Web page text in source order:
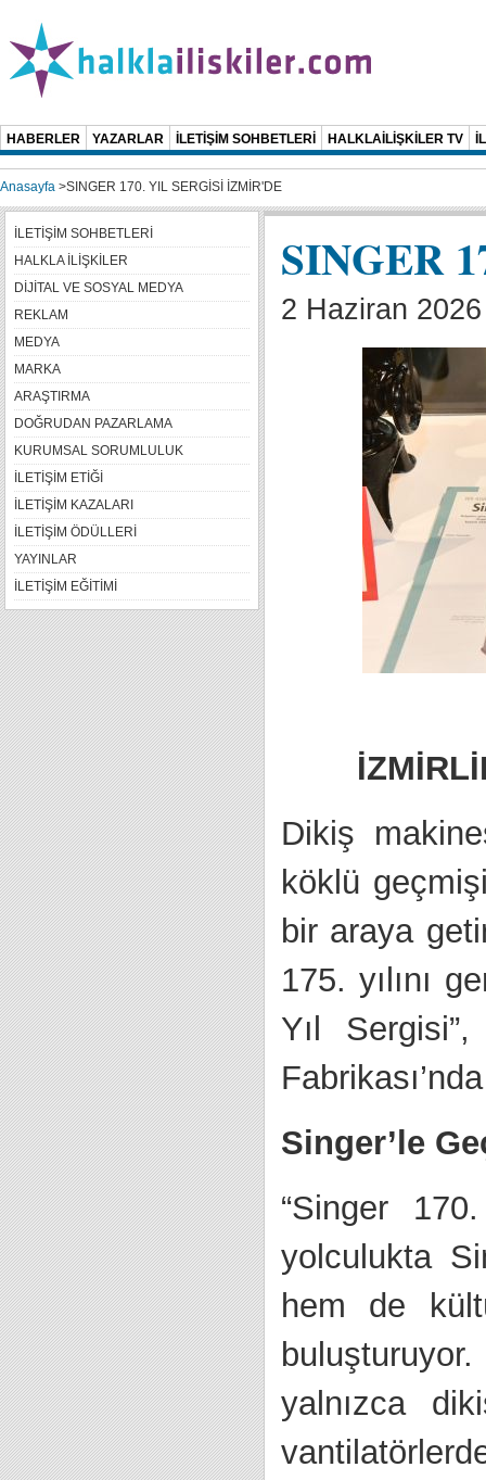
HABERLER YAZARLAR İLETİŞİM SOHBETLERİ HALKLAİLİŞKİLER TV
Anasayfa >SINGER 170. YIL SERGİSİ İZMİR'DE
SINGER
2 Haziran
Dikiş
köklü
bir araya
175. yılını
Yıl
Singer’le
“Singer
yolculukta
hem de
yalnızca
İLETİŞİM SOHBETLERİ
HALKLA İLİŞKİLER
DİJİTAL VE SOSYAL MEDYA
REKLAM
MEDYA
MARKA
ARAŞTIRMA
DOĞRUDAN PAZARLAMA
KURUMSAL SORUMLULUK
İLETİŞİM ETİĞİ
İLETİŞİM KAZALARI
İLETİŞİM ÖDÜLLERİ
YAYINLAR
İLETİŞİM EĞİTİMİ